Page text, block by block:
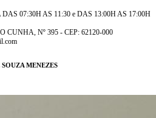
07:30H AS 11:30 e DAS 13:00H AS 17:00H
CUNHA, Nº 395 - CEP: 62120-000
MENEZES